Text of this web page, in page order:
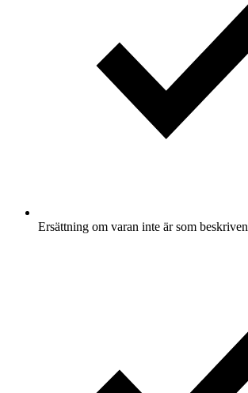
Ersättning om varan inte är som beskriven